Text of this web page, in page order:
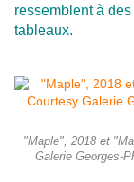
ressemblent à
tableaux.
"Maple", 2018 et
Galerie Georges-